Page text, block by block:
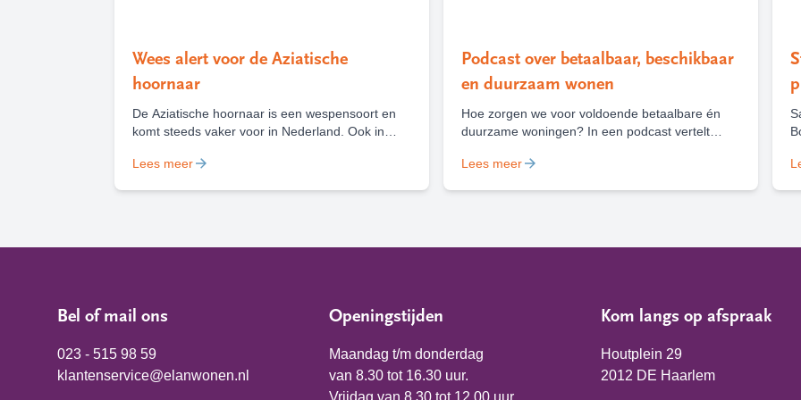
Wees alert voor de Aziatische
hoornaar
De Aziatische hoornaar is een wespensoort en
komt steeds vaker voor in Nederland. Ook in
diverse nesten van deze wesp gevonden en
Lees meer
Podcast over betaalbaar, beschikbaar
en duurzaam wonen
Hoe zorgen we voor voldoende betaalbare én
duurzame woningen? In een podcast vertelt
keuzes, uitdagingen en kansen die daarbij
Lees meer
Bel of mail ons
023 - 515 98 59
klantenservice@elanwonen.nl
Openingstijden
Maandag t/m donderdag
van 8.30 tot 16.30 uur.
Vrijdag van 8.30 tot 12.00 uur.
Kom langs op afspraak
Houtplein 29
2012 DE Haarlem